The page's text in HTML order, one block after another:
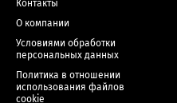
Контакты
О компании
Условиями обработки
персональных данных
Политика в отношении
использования файлов
cookie